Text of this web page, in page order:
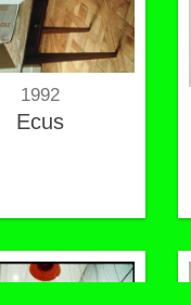
1992
Ecus